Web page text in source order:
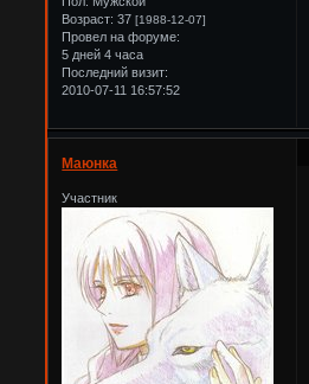
Возраст: 37[1988-12-07]
Провел на форуме:
5 дней 4 часа
Последний визит:
2010-07-11 16:57:52
Маюнка
Участник